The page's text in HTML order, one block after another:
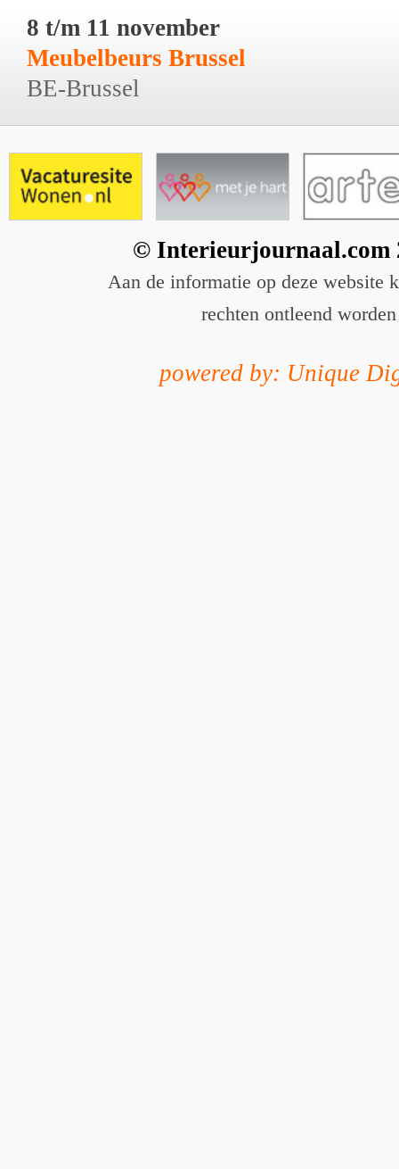
8 t/m 11 november
Meubelbeurs Brussel
BE-Brussel
© Interieurjournaal.com
Aan de informatie op deze website
rechten ontleend worden
powered by: Unique